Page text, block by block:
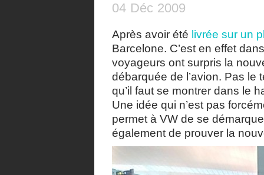
04 Déc 2009
Après avoir été livrée sur un
Barcelone. C’est en effet
voyageurs ont surpris la
débarquée de l’avion. Pas le
qu’il faut se montrer dans le
Une idée qui n’est pas
permet à VW de se
également de prouver la